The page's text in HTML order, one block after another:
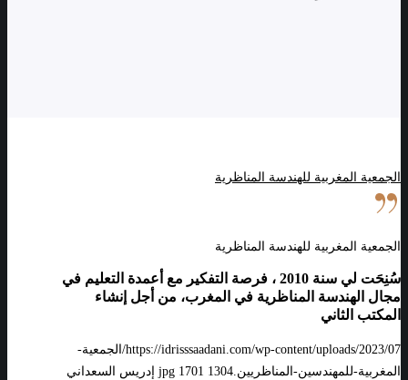
الجمعية المغربية للهندسة المناظرية
الجمعية المغربية للهندسة المناظرية
سُنِحَت لي سنة 2010 ، فرصة التفكير مع أعمدة التعليم في
مجال الهندسة المناظرية في المغرب، من أجل إنشاء
المكتب الثاني
https://idrisssaadani.com/wp-content/uploads/2023/07/الجمعية-
المغربية-للمهندسين-المناظريين.jpg
1701 1304
إدريس السعداني